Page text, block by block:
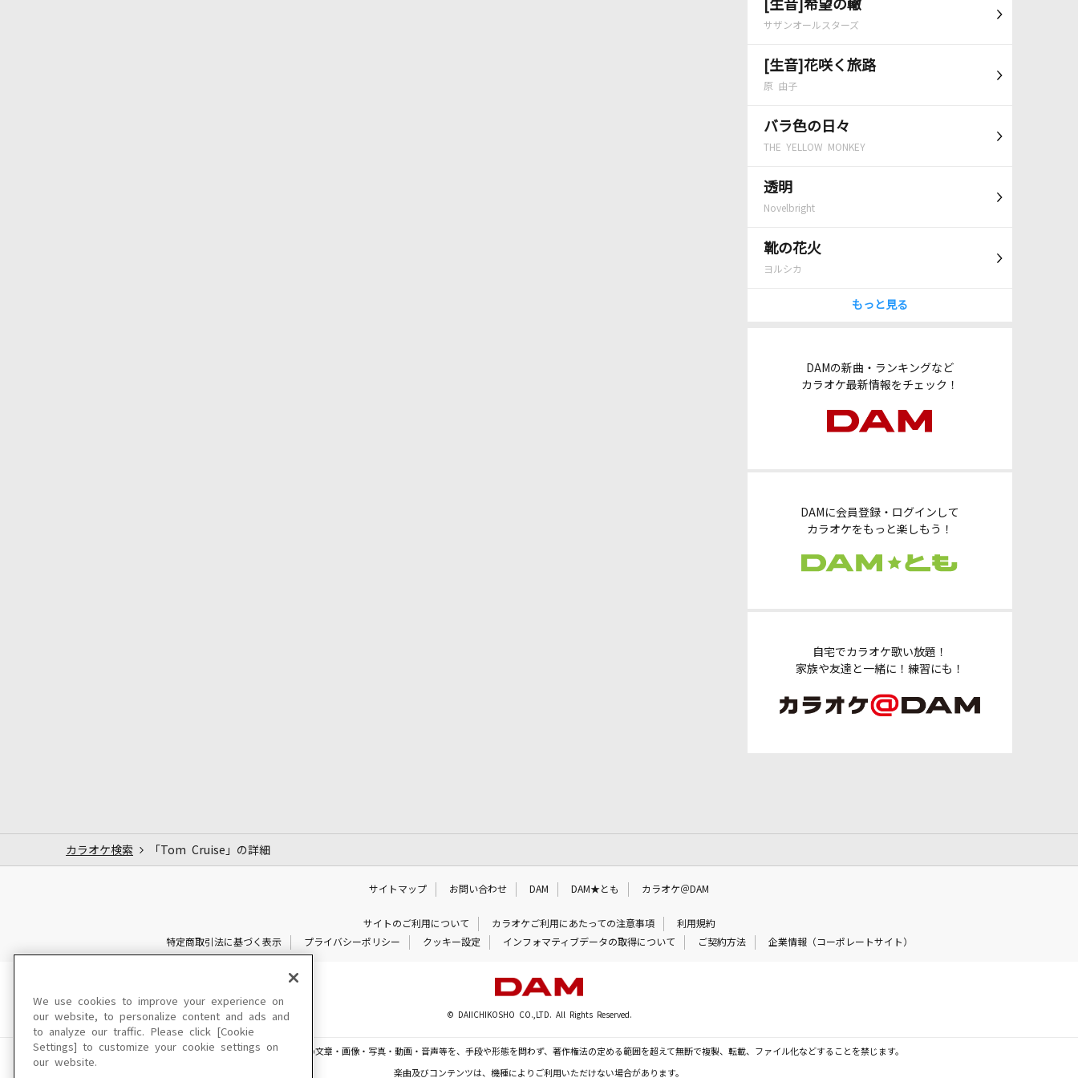
[生音]希望の轍
サザンオールスターズ
[生音]花咲く旅路
原 由子
バラ色の日々
THE YELLOW MONKEY
透明
Novelbright
靴の花火
ヨルシカ
もっと見る
DAMの新曲・ランキングなど
カラオケ最新情報をチェック！
DAMに会員登録・ログインして
カラオケをもっと楽しもう！
自宅でカラオケ歌い放題！
家族や友達と一緒に！練習にも！
カラオケ検索 「Tom Cruise」の詳細
サイトマップ お問い合わせ DAM DAM★とも カラオケ＠DAM
サイトのご利用について カラオケご利用にあたっての注意事項
利用規約
特定商取引法に基づく表示
プライバシーポリシー クッキー設定 インフォマティブデータの取得について ご契約方法 企業情報（コーポレートサイト）
© DAIICHIKOSHO CO.,LTD. All Rights Reserved.
このサイトに掲載されている一切の文章・画像・写真・動画・音声等を、手段や形態を問わず、著作権法の定める範囲を超えて無断で複製、転載、ファイル化などすることを禁じます。
楽曲及びコンテンツは、機種によりご利用いただけない場合があります。
We use cookies to improve your experience on
our website, to personalize content and ads and
to analyze our traffic. Please click [Cookie
Settings] to customize your cookie settings on
our website.